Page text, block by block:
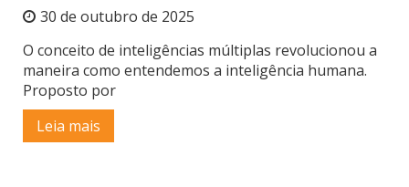
30 de outubro de 2025
O conceito de inteligências múltiplas revolucionou a
maneira como entendemos a inteligência humana.
Proposto por
Leia mais